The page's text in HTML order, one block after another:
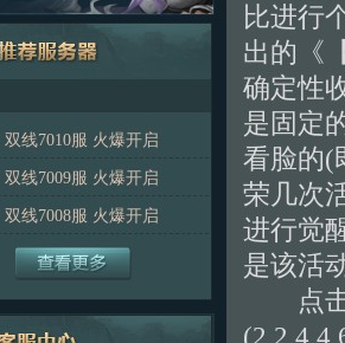
双线7010服 火爆开启
双线7009服 火爆开启
双线7008服 火爆开启
比进行
出的《
确定性
是固定
看脸的(
荣几次
进行觉
是该活
点击